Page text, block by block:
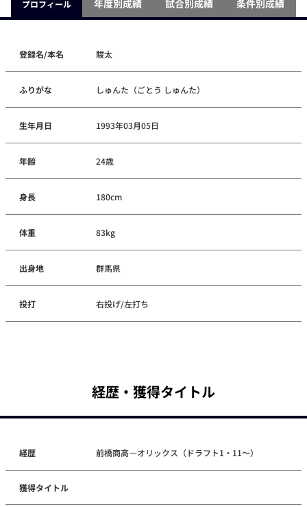
プロフィール 年度別成績 試合別成績 条件別成績
登録名/本名 駿太
ふりがな しゅんた（ごとう しゅんた）
生年月日 1993年03月05日
年齢 24歳
身長 180cm
体重 83kg
出身地 群馬県
投打 右投げ/左打ち
経歴・獲得タイトル
経歴 前橋商高－オリックス（ドラフト1・11～）
獲得タイトル